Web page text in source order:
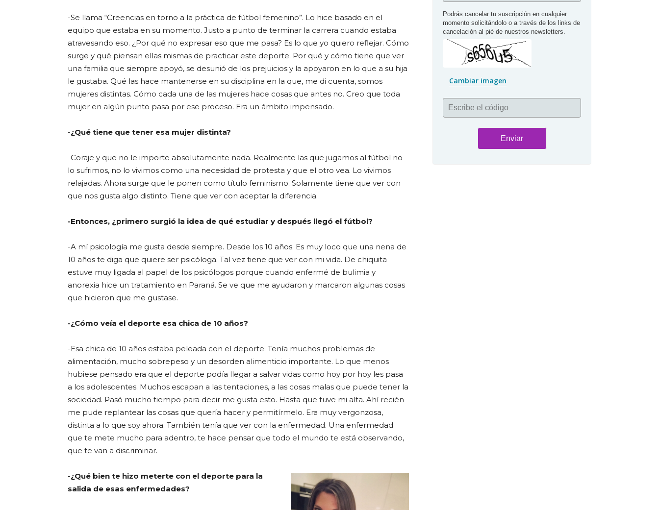
-Se llama “Creencias en torno a la práctica de fútbol femenino”. Lo hice basado en el
equipo que estaba en su momento. Justo a punto de terminar la carrera cuando estaba
atravesando eso. ¿Por qué no expresar eso que me pasa? Es lo que yo quiero reflejar. Cómo
surge y qué piensan ellas mismas de practicar este deporte. Por qué y cómo tiene que ver
una familia que siempre apoyó, se desunió de los prejuicios y la apoyaron en lo que a su hija
le gustaba. Qué las hace mantenerse en su disciplina en la que, me di cuenta, somos
mujeres distintas. Cómo cada una de las mujeres hace cosas que antes no. Creo que toda
mujer en algún punto pasa por ese proceso. Era un ámbito impensado.
-¿Qué tiene que tener esa mujer distinta?
-Coraje y que no le importe absolutamente nada. Realmente las que jugamos al fútbol no
lo sufrimos, no lo vivimos como una necesidad de protesta y que el otro vea. Lo vivimos
relajadas. Ahora surge que le ponen como título feminismo. Solamente tiene que ver con
que nos gusta algo distinto. Tiene que ver con aceptar la diferencia.
-Entonces, ¿primero surgió la idea de qué estudiar y después llegó el fútbol?
-A mí psicología me gusta desde siempre. Desde los 10 años. Es muy loco que una nena de
10 años te diga que quiere ser psicóloga. Tal vez tiene que ver con mi vida. De chiquita
estuve muy ligada al papel de los psicólogos porque cuando enfermé de bulimia y
anorexia hice un tratamiento en Paraná. Se ve que me ayudaron y marcaron algunas cosas
que hicieron que me gustase.
-¿Cómo veía el deporte esa chica de 10 años?
-Esa chica de 10 años estaba peleada con el deporte. Tenía muchos problemas de
alimentación, mucho sobrepeso y un desorden alimenticio importante. Lo que menos
hubiese pensado era que el deporte podía llegar a salvar vidas como hoy por hoy les pasa
a los adolescentes. Muchos escapan a las tentaciones, a las cosas malas que puede tener la
sociedad. Pasó mucho tiempo para decir me gusta esto. Hasta que tuve mi alta. Ahí recién
me pude replantear las cosas que quería hacer y permitírmelo. Era muy vergonzosa,
distinta a lo que soy ahora. También tenía que ver con la enfermedad. Una enfermedad
que te mete mucho para adentro, te hace pensar que todo el mundo te está observando,
que te van a discriminar.
-¿Qué bien te hizo meterte con el deporte para la
salida de esas enfermedades?
Podrás cancelar tu suscripción en cualquier
momento solicitándolo o a través de los links de
cancelación al pié de nuestros newsletters.
Cambiar imagen
Escribe el código